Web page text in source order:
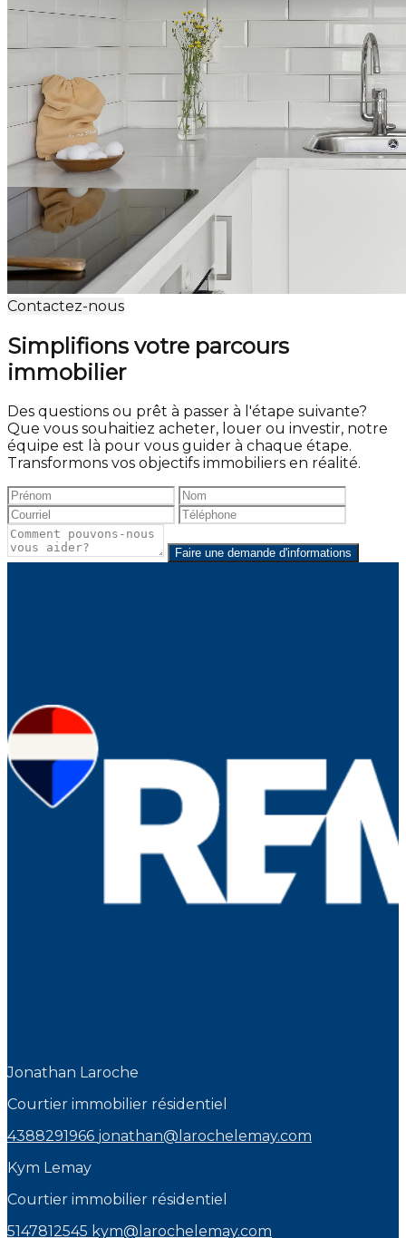
Contactez-nous
Simplifions votre parcours
immobilier
Des questions ou prêt à passer à l'étape suivante?
Que vous souhaitiez acheter, louer ou investir, notre
équipe est là pour vous guider à chaque étape.
Transformons vos objectifs immobiliers en réalité.
Faire une demande d'informations
Jonathan Laroche
Courtier immobilier résidentiel
4388291966 jonathan@larochelemay.com
Kym Lemay
Courtier immobilier résidentiel
5147812545 kym@larochelemay.com